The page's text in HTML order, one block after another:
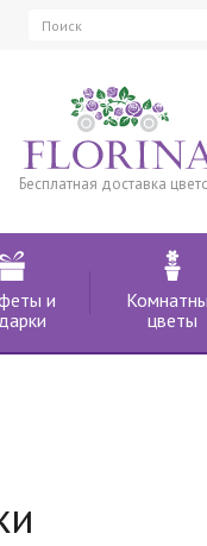
Бесплатная доставка
и
цветы